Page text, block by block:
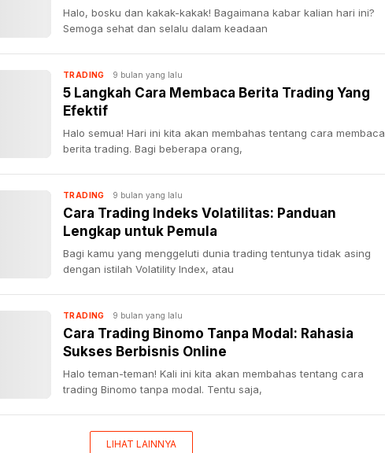
Halo, bosku dan kakak-kakak! Bagaimana kabar kalian hari ini?
Semoga sehat dan selalu dalam keadaan
TRADING 9 bulan yang lalu
5 Langkah Cara Membaca Berita Trading Yang
Efektif
Halo semua! Hari ini kita akan membahas tentang cara membaca
berita trading. Bagi beberapa orang,
TRADING 9 bulan yang lalu
Cara Trading Indeks Volatilitas: Panduan
Lengkap untuk Pemula
Bagi kamu yang menggeluti dunia trading tentunya tidak asing
dengan istilah Volatility Index, atau
TRADING 9 bulan yang lalu
Cara Trading Binomo Tanpa Modal: Rahasia
Sukses Berbisnis Online
Halo teman-teman! Kali ini kita akan membahas tentang cara
trading Binomo tanpa modal. Tentu saja,
LIHAT LAINNYA